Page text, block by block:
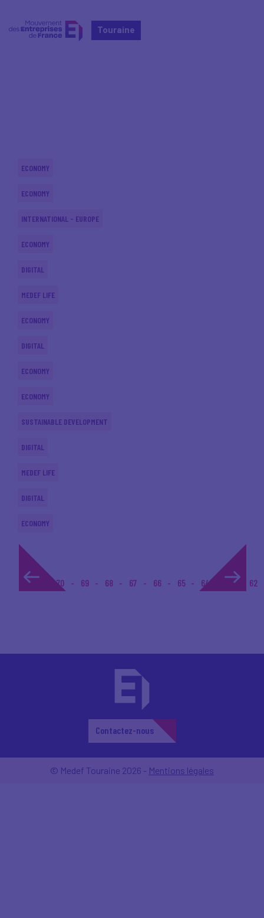
Touraine
ECONOMY
ECONOMY
INTERNATIONAL - EUROPE
ECONOMY
DIGITAL
MEDEF LIFE
ECONOMY
DIGITAL
ECONOMY
ECONOMY
SUSTAINABLE DEVELOPMENT
DIGITAL
MEDEF LIFE
DIGITAL
ECONOMY
1... 70 69 68 67 66 65 64 63 62
Contactez-nous
© Medef Touraine 2026 - Mentions légales